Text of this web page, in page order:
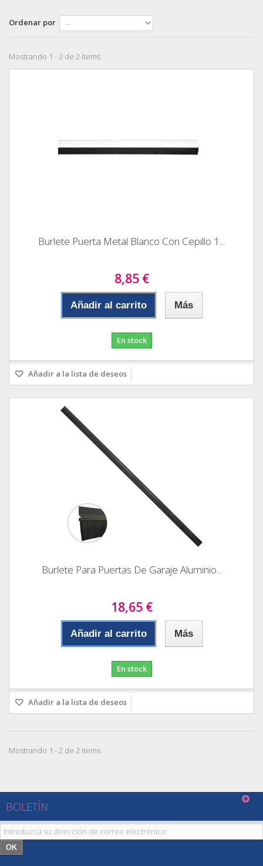
Ordenar por
Mostrando 1 - 2 de 2 items
Burlete Puerta Metal Blanco Con Cepillo 1...
8,85 €
Añadir al carrito Más
En stock
Añadir a la lista de deseos
Burlete Para Puertas De Garaje Aluminio...
18,65 €
Añadir al carrito Más
En stock
Añadir a la lista de deseos
Mostrando 1 - 2 de 2 items
BOLETÍN
OK